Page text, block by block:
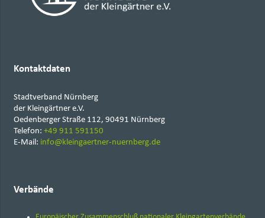
Kontaktdaten
Stadtverband Nürnberg
der Kleingärtner e.V.
Oedenberger Straße 112, 90491 Nürnberg
Telefon: +49 911 591150
E-Mail: info@kleingaertner-nuernberg.de
Verbände